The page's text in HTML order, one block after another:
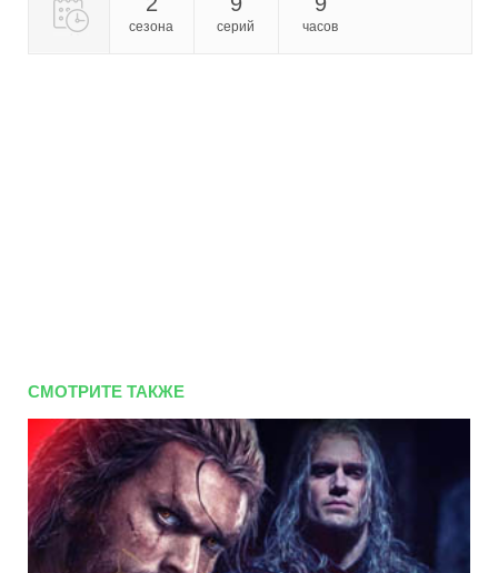
сезона серий часов
СМОТРИТЕ ТАКЖЕ